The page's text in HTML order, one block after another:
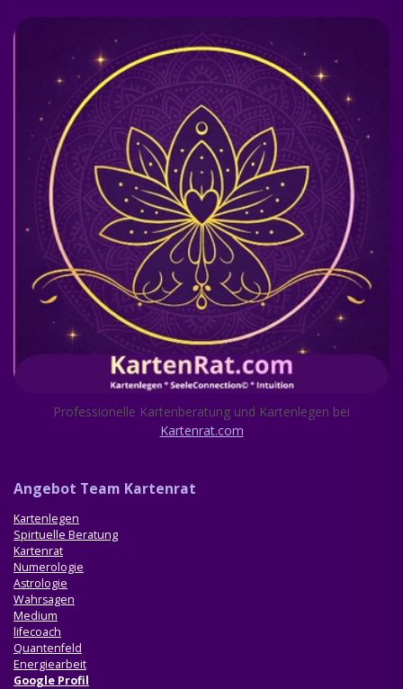
Professionelle Kartenberatung und Kartenlegen bei
Kartenrat.com
Angebot Team Kartenrat
Kartenlegen
Spirtuelle Beratung
Kartenrat
Numerologie
Astrologie
Wahrsagen
Medium
lifecoach
Quantenfeld
Energiearbeit
Google Profil